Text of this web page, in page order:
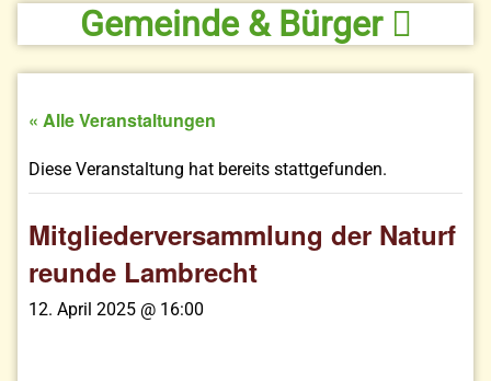
Gemeinde & Bürger
« Alle Veranstaltungen
Diese Veranstaltung hat bereits stattgefunden.
Mitgliederversammlung der Naturf
reunde Lambrecht
12. April 2025 @ 16:00